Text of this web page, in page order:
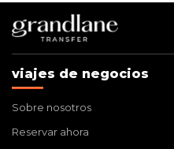
viajes de negocios
Sobre nosotros
Reservar ahora